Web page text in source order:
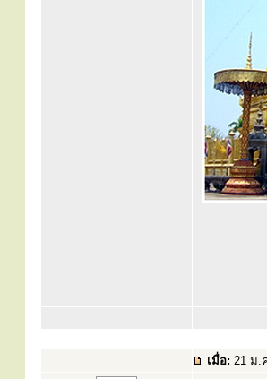
เมื่อ: 21 ม.